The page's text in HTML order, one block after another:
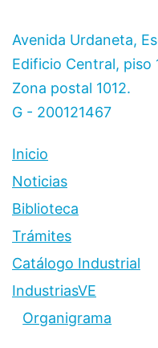
Avenida Urdaneta,
Edificio Central, piso
Zona postal 1012.
G - 200121467
Inicio
Noticias
Biblioteca
Trámites
Catálogo Industrial
IndustriasVE
Organigrama